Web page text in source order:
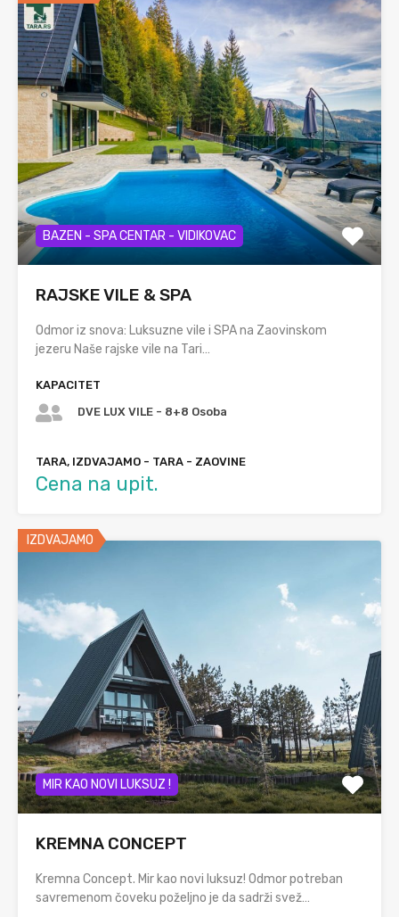
BAZEN - SPA CENTAR - VIDIKOVAC
RAJSKE VILE & SPA
Odmor iz snova: Luksuzne vile i SPA na Zaovinskom
jezeru Naše rajske vile na Tari…
KAPACITET
DVE LUX VILE - 8+8 Osoba
TARA, IZDVAJAMO - TARA - ZAOVINE
Cena na upit.
IZDVAJAMO
MIR KAO NOVI LUKSUZ !
KREMNA CONCEPT
Kremna Concept. Mir kao novi luksuz! Odmor potreban
savremenom čoveku poželjno je da sadrži svež…